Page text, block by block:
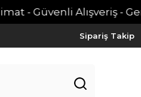
- Güvenli Alışveriş -
Sipariş Takip